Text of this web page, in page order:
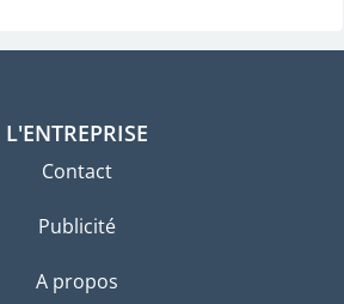
L'ENTREPRISE
Contact
Publicité
A propos